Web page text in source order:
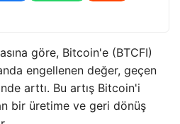
göre, Bitcoin'e (BTCFI)
engellenen değer, geçen
arttı. Bu artış Bitcoin'i
bir üretime ve geri dönüş